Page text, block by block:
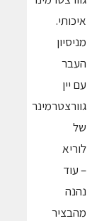
איכותי.
מניסיון
העבר
עם יין
גוורצטרמינר
של
לוריא
– עוד
נהנה
מהבציר